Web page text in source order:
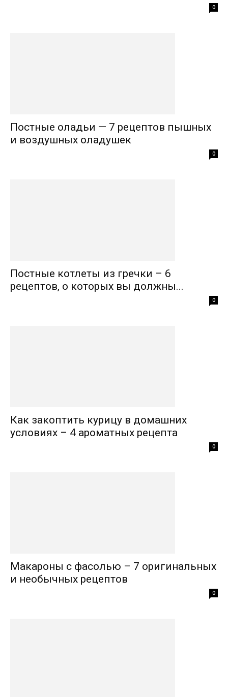
0
Постные оладьи — 7 рецептов пышных
и воздушных оладушек
0
Постные котлеты из гречки – 6
рецептов, о которых вы должны...
0
Как закоптить курицу в домашних
условиях – 4 ароматных рецепта
0
Макароны с фасолью – 7 оригинальных
и необычных рецептов
0